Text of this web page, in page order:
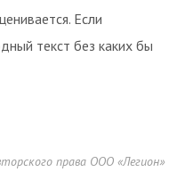
Если
текст без каких бы
права ООО «Легион»